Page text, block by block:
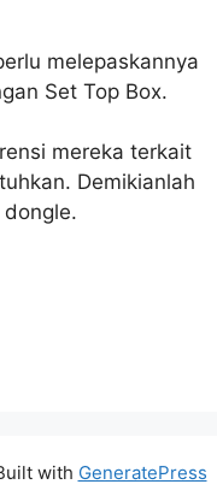
melepaskannya
Set Top Box.
mereka terkait
Demikianlah
with GeneratePress